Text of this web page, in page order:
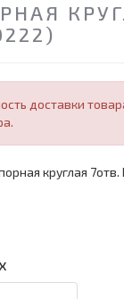
доставки